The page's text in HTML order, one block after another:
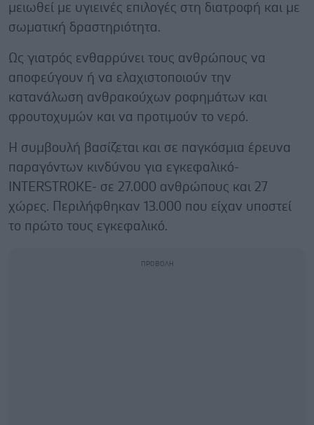
μειωθεί με υγιεινές επιλογές στη διατροφή και με
σωματική δραστηριότητα.
Ως γιατρός ενθαρρύνει τους ανθρώπους να
αποφεύγουν ή να ελαχιστοποιούν την
κατανάλωση ανθρακούχων ροφημάτων και
φρουτοχυμών και να προτιμούν το νερό.
Η συμβουλή βασίζεται και σε παγκόσμια έρευνα
παραγόντων κινδύνου για εγκεφαλικό-
INTERSTROKE- σε 27.000 ανθρώπους και 27
χώρες. Περιλήφθηκαν 13.000 που είχαν υποστεί
το πρώτο τους εγκεφαλικό.